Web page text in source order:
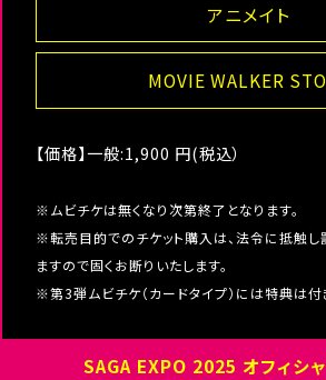
アニメイト
MOVIE WALKER
【価格】一般:1,900 円(税込）
※ムビチケは無くなり次第終了となります。
※転売目的でのチケット購入は、法令に抵触し
ますので固くお断りいたします。
※第3弾ムビチケ（カードタイプ）には特典は付
SAGA EXPO 2025 オフィシ